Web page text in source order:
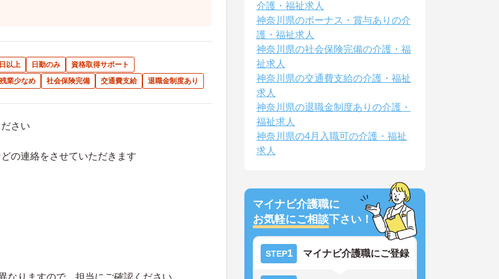
以上 日勤のみ
資格取得サポート
残業少なめ 社会保険完備 交通費支給 退職金制度あり
さい
の連絡をさせていただきます
介護・福祉求人
神奈川県のボーナス・賞与ありの介
護・福祉求人
神奈川県の社会保険完備の介護・福
祉求人
神奈川県の交通費支給の介護・福祉
求人
神奈川県の退職金制度ありの介護・
福祉求人
神奈川県の4月入職可の介護・福祉
求人
マイナビ介護職に
お気軽にご相談下さい！
STEP1 マイナビ介護職にご登録